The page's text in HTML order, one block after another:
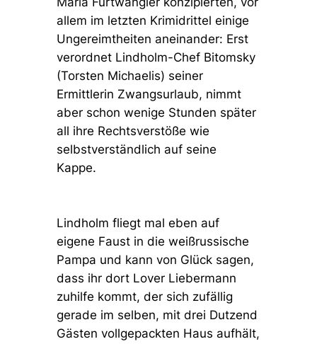
allem im letzten Krimidrittel einige
Ungereimtheiten aneinander: Erst
verordnet Lindholm-Chef Bitomsky
(Torsten Michaelis) seiner
Ermittlerin Zwangsurlaub, nimmt
aber schon wenige Stunden später
all ihre Rechtsverstöße wie
selbstverständlich auf seine
Kappe.
Lindholm fliegt mal eben auf
eigene Faust in die weißrussische
Pampa und kann von Glück sagen,
dass ihr dort Lover Liebermann
zuhilfe kommt, der sich zufällig
gerade im selben, mit drei Dutzend
Gästen vollgepackten Haus aufhält,